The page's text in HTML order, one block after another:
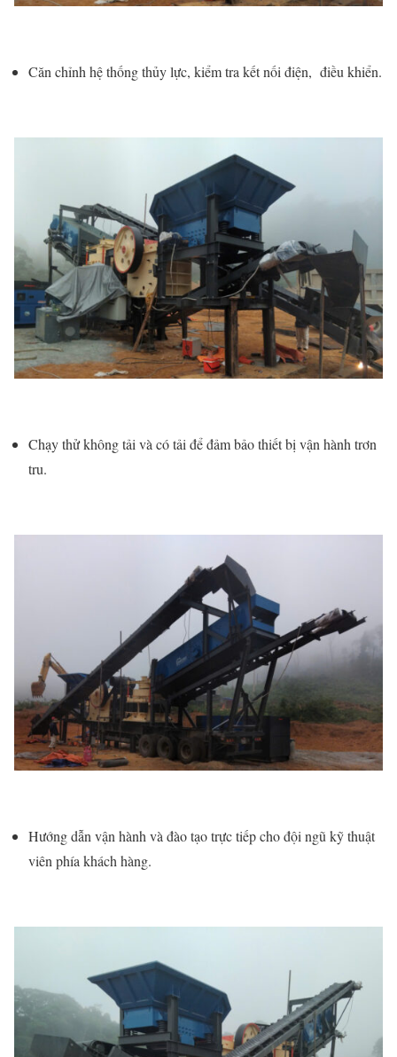
Căn chỉnh hệ thống thủy lực, kiểm tra kết nối điện, điều khiển.
Chạy thử không tải và có tải để đảm bảo thiết bị vận hành trơn
tru.
Hướng dẫn vận hành và đào tạo trực tiếp cho đội ngũ kỹ thuật
viên phía khách hàng.